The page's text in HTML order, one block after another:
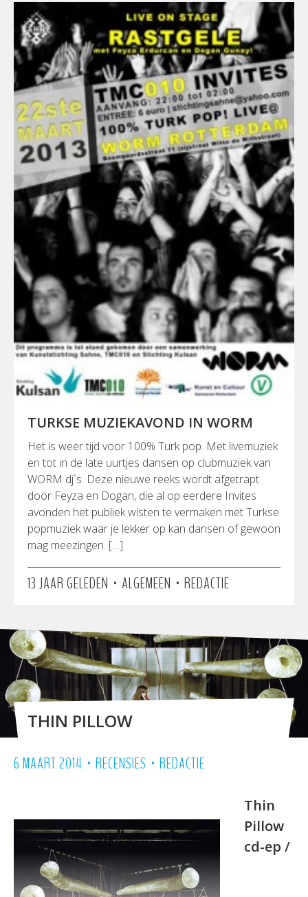
TURKSE MUZIEKAVOND IN WORM
Het is weer tijd voor 100% Turk pop. Met livemuziek
en tot in de late uurtjes dansen op clubmuziek van
WORM dj`s. Deze nieuwe reeks wordt afgetrapt
door Feyza en Dogan, die al op eerdere Invites
avonden het publiek wisten te vermaken met Turkse
popmuziek waar je lekker op kan dansen of gewoon
mag meezingen. […]
13 JAAR GELEDEN • ALGEMEEN • REDACTIE
THIN PILLOW
6 MAART 2014 • RECENSIES • REDACTIE
Thin
Pillow
cd-ep /